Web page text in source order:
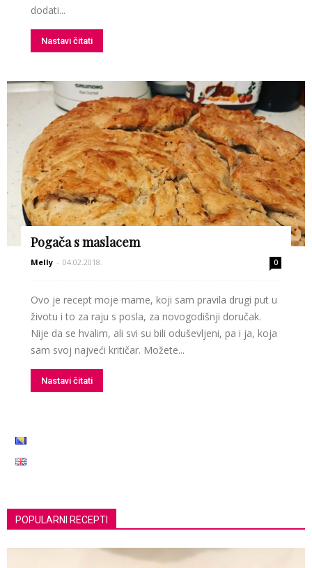
dodati...
Nastavi čitati
Pogača s maslacem
Melly - 04.02.2018. 0
Ovo je recept moje mame, koji sam pravila drugi put u
životu i to za raju s posla, za novogodišnji doručak.
Nije da se hvalim, ali svi su bili oduševljeni, pa i ja, koja
sam svoj najveći kritičar. Možete...
Nastavi čitati
POPULARNI RECEPTI